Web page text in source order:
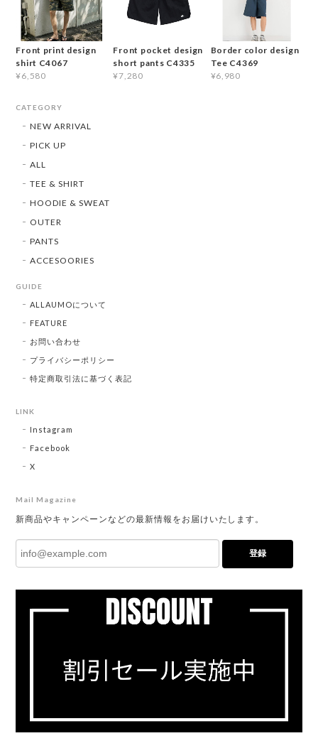
Front print design
shirt C4067
¥6,580
Front pocket design
short pants C4335
¥7,280
Border color design
Tee C4369
¥6,980
CATEGORY
NEW ARRIVAL
PICK UP
ALL
TEE & SHIRT
HOODIE & SWEAT
OUTER
PANTS
ACCESOORIES
GUIDE
ALLAUMOについて
FEATURE
お問い合わせ
プライバシーポリシー
特定商取引法に基づく表記
LINK
Instagram
Facebook
X
Mail Magazine
新商品やキャンペーンなどの最新情報をお届けいたします。
登録